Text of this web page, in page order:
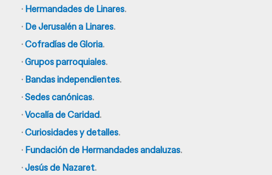
· Hermandades de Linares.
· De Jerusalén a Linares.
·Cofradías de Gloria.
·Grupos parroquiales.
· Bandas independientes.
·Sedes canónicas.
·Vocalía de Caridad.
·Curiosidades y detalles.
· Fundación de Hermandades andaluzas.
·Jesús de Nazaret.